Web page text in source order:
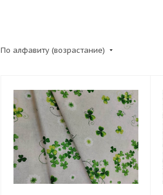
По алфавиту (возрастание)